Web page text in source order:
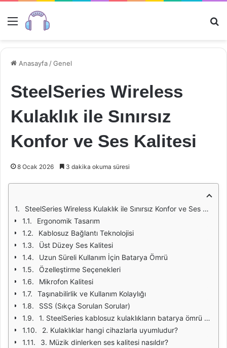
Menü
Anasayfa /Genel
SteelSeries Wireless
Kulaklık ile Sınırsız
Konfor ve Ses Kalitesi
8 Ocak 2026 3 dakika okuma süresi
SteelSeries Wireless Kulaklık ile Sınırsız Konfor ve Ses Kalitesi
Ergonomik Tasarım
Kablosuz Bağlantı Teknolojisi
Üst Düzey Ses Kalitesi
Uzun Süreli Kullanım İçin Batarya Ömrü
Özelleştirme Seçenekleri
Mikrofon Kalitesi
Taşınabilirlik ve Kullanım Kolaylığı
SSS (Sıkça Sorulan Sorular)
1. SteelSeries kablosuz kulaklıkların batarya ömrü ne kadardır?
2. Kulaklıklar hangi cihazlarla uyumludur?
3. Müzik dinlerken ses kalitesi nasıldır?